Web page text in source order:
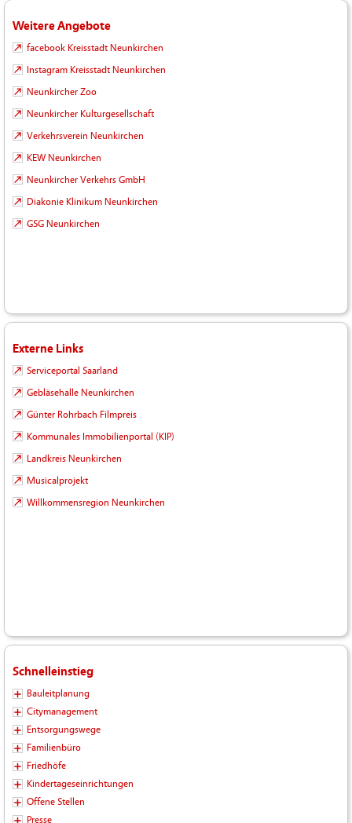
Weitere Angebote
facebook Kreisstadt Neunkirchen
Instagram Kreisstadt Neunkirchen
Neunkircher Zoo
Neunkircher Kulturgesellschaft
Verkehrsverein Neunkirchen
KEW Neunkirchen
Neunkircher Verkehrs GmbH
Diakonie Klinikum Neunkirchen
GSG Neunkirchen
Externe Links
Serviceportal Saarland
Gebläsehalle Neunkirchen
Günter Rohrbach Filmpreis
Kommunales Immobilienportal (KIP)
Landkreis Neunkirchen
Musicalprojekt
Willkommensregion Neunkirchen
Schnelleinstieg
Bauleitplanung
Citymanagement
Entsorgungswege
Familienbüro
Friedhöfe
Kindertageseinrichtungen
Offene Stellen
Presse